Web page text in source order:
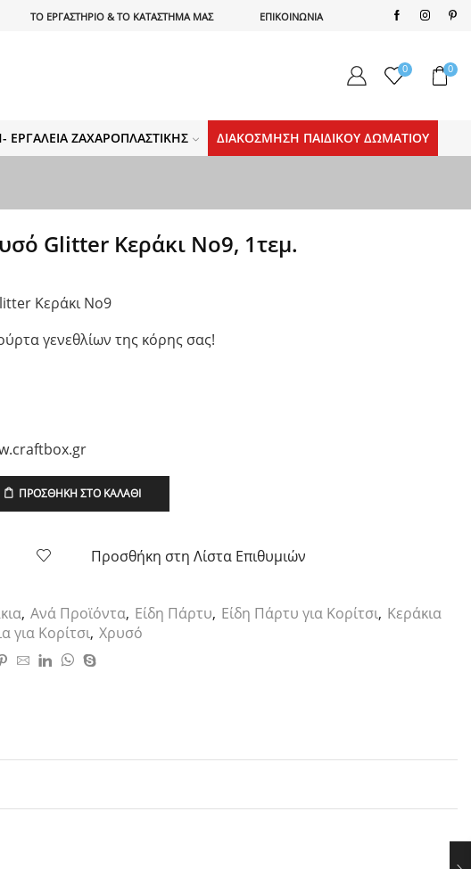
ΤΟ ΕΡΓΑΣΤΗΡΙΟ & ΤΟ ΚΑΤΑΣΤΗΜΑ ΜΑΣ ΕΠΙΚΟΙΝΩΝΙΑ
0 0
ΕΡΓΑΛΕΊΑ ΖΑΧΑΡΟΠΛΑΣΤΙΚΉΣ ΔΙΑΚΌΣΜΗΣΗ ΠΑΙΔΙΚΟΎ ΔΩΜΑΤΊΟΥ
Glitter Κεράκι No9, 1τεμ.
Κεράκι No9
γενεθλίων της κόρης σας!
ΠΡΟΣΘΉΚΗ ΣΤΟ ΚΑΛΆΘΙ
Προσθήκη στη Λίστα Επιθυμιών
, Ανά Προϊόντα, Είδη Πάρτυ, Είδη Πάρτυ για Κορίτσι, Κεράκια
για Κορίτσι, Χρυσό